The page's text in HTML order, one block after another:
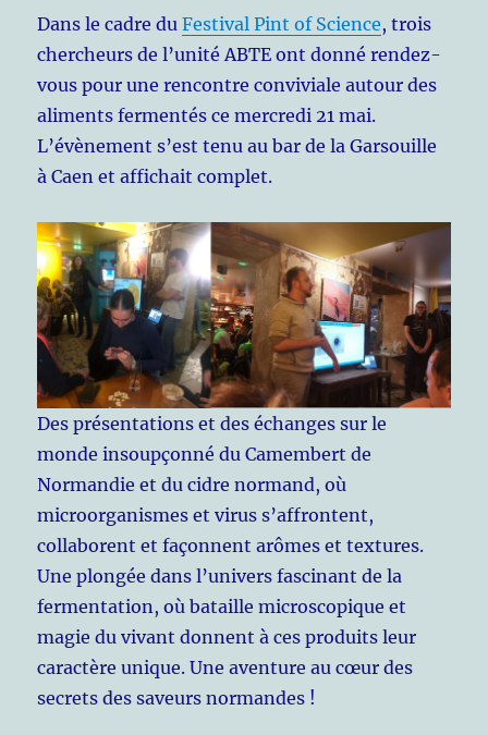
Dans le cadre duFestival Pint of Science, trois
chercheurs de l’unité ABTE ont donné rendez-
vous pour une rencontre conviviale autour des
aliments fermentés ce mercredi 21 mai.
L’évènement s’est tenu au bar de la Garsouille
à Caen et affichait complet.
Des présentations et des échanges sur le
monde insoupçonné du Camembert de
Normandie et du cidre normand, où
microorganismes et virus s’affrontent,
collaborent et façonnent arômes et textures.
Une plongée dans l’univers fascinant de la
fermentation, où bataille microscopique et
magie du vivant donnent à ces produits leur
caractère unique. Une aventure au cœur des
secrets des saveurs normandes !